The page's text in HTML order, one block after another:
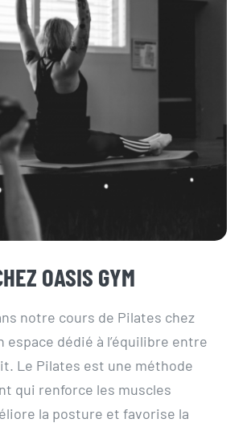
boutique
OASIS GYM
notre cours de Pilates chez
espace dédié à l’équilibre entre
Le Pilates est une méthode
qui renforce les muscles
la posture et favorise la